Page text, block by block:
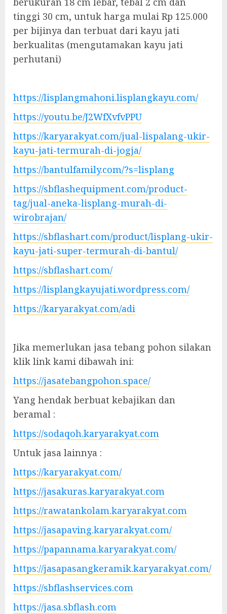
tinggi 30 cm, untuk harga mulai Rp 125.000
per bijinya dan terbuat dari kayu jati
berkualitas (mengutamakan kayu jati
perhutani)
https://lisplangmahoni.lisplangkayu.com/
https://youtu.be/J2WfXvfvPPU
https://karyarakyat.com/jual-lispalang-ukir-
kayu-jati-termurah-di-jogja/
https://bantulfamily.com/?s=lisplang
https://sbflashequipment.com/product-
tag/jual-aneka-lisplang-murah-di-
wirobrajan/
https://sbflashart.com/product/lisplang-ukir-
kayu-jati-super-termurah-di-bantul/
https://sbflashart.com/
https://lisplangkayujati.wordpress.com/
https://karyarakyat.com/adi
Jika memerlukan jasa tebang pohon silakan
klik link kami dibawah ini:
https://jasatebangpohon.space/
Yang hendak berbuat kebajikan dan
beramal :
https://sodaqoh.karyarakyat.com
Untuk jasa lainnya :
https://karyarakyat.com/
https://jasakuras.karyarakyat.com
https://rawatankolam.karyarakyat.com
https://jasapaving.karyarakyat.com/
https://papannama.karyarakyat.com/
https://jasapasangkeramik.karyarakyat.com/
https://sbflashservices.com
https://jasa.sbflash.com